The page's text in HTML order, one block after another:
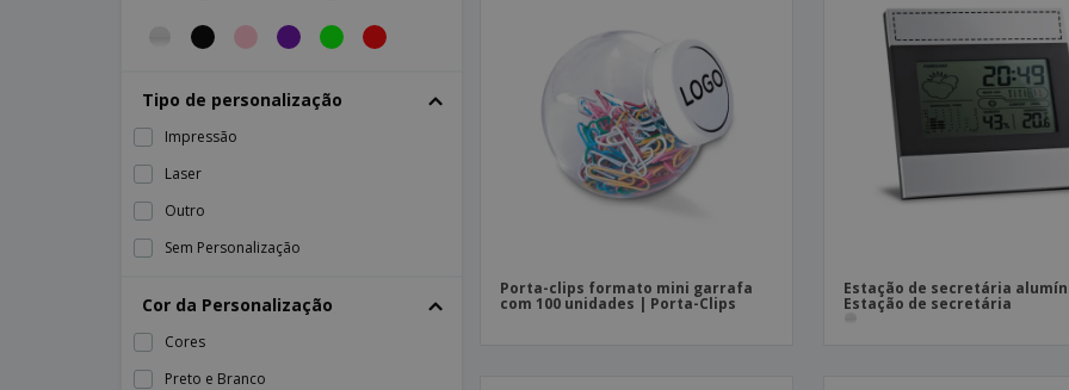
Tipo de personalização
Impressão
Laser
Outro
Sem Personalização
Cor da Personalização
Cores
Preto e Branco
Porta-clips formato mini garrafa
com 100 unidades | Porta-Clips
Estação de secretária
Estação de secretária